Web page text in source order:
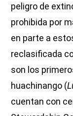
peligro de
prohibida por
en parte a
reclasificada
son los
huachinango (
cuentan con